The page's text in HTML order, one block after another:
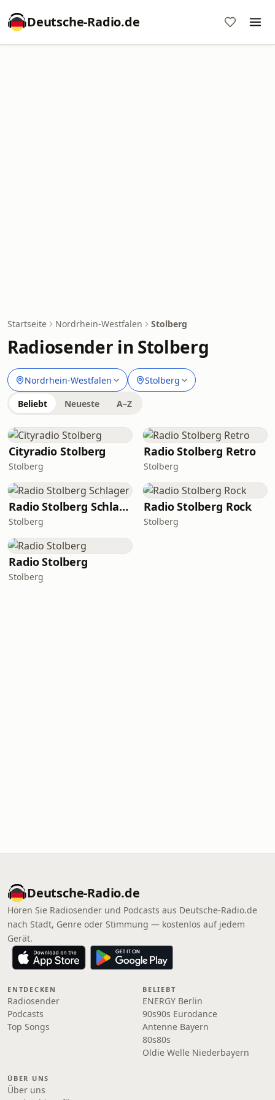
Deutsche-Radio.de
Startseite Nordrhein-Westfalen Stolberg
Radiosender in Stolberg
Nordrhein-Westfalen Stolberg
Beliebt Neueste A–Z
Cityradio Stolberg
Stolberg
Radio Stolberg Retro
Stolberg
Radio Stolberg Schlager
Stolberg
Radio Stolberg Rock
Stolberg
Radio Stolberg
Stolberg
Deutsche-Radio.de
Hören Sie Radiosender und Podcasts aus Deutsche-Radio.de
nach Stadt, Genre oder Stimmung — kostenlos auf jedem
Gerät.
ENTDECKEN
Radiosender
Podcasts
Top Songs
BELIEBT
ENERGY Berlin
90s90s Eurodance
Antenne Bayern
80s80s
Oldie Welle Niederbayern
ÜBER UNS
Über uns